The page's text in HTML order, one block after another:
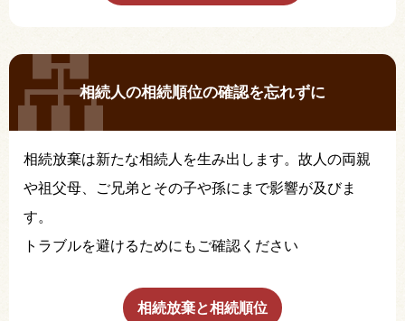
相続人の相続順位の確認を忘れずに
相続放棄は新たな相続人を生み出します。故人の両親
や祖父母、ご兄弟とその子や孫にまで影響が及びま
す。
トラブルを避けるためにもご確認ください
相続放棄と相続順位